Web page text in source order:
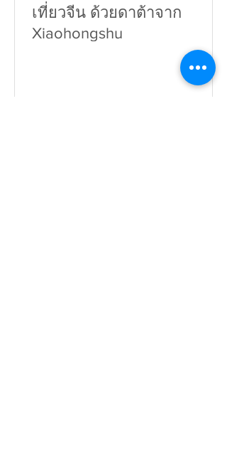
เที่ยวจีน ด้วยดาต้าจาก
Xiaohongshu